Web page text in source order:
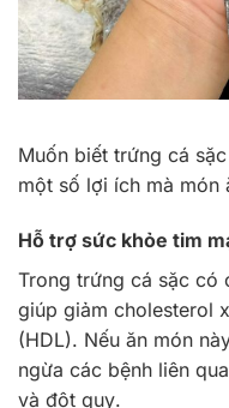
Muốn biết trứng cá
một số lợi ích mà món
Hỗ trợ sức khỏe tim
Trong trứng cá sặc có
giúp giảm cholesterol
(HDL). Nếu ăn món
ngừa các bệnh liên
và đột quỵ.